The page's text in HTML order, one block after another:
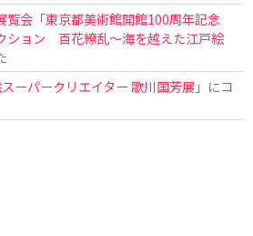
覧会「東京都美術館開館100周年記念
ション 百花繚乱〜海を越えた江戸絵
ーパークリエイター 歌川国芳展 」にコ